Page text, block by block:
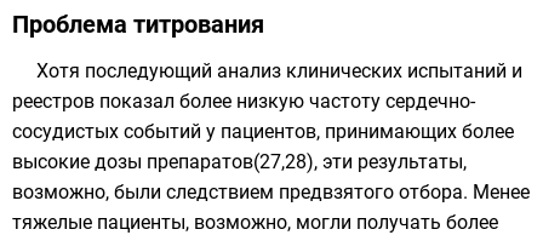
Проблема титрования
Хотя последующий анализ клинических испытаний и
реестров показал более низкую частоту сердечно-
сосудистых событий у пациентов, принимающих более
высокие дозы препаратов(27,28), эти результаты,
возможно, были следствием предвзятого отбора. Менее
тяжелые пациенты, возможно, могли получать более